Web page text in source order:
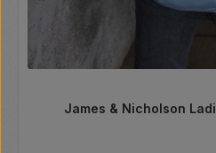
James & Nicholson